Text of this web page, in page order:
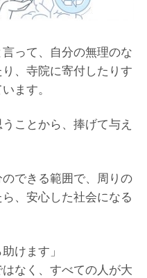
って、自分の無理のな
、寺院に寄付したりす
ます。
ことから、捧げて与え
できる範囲で、周りの
、安心した社会になる
けます」
はなく、すべての人が大